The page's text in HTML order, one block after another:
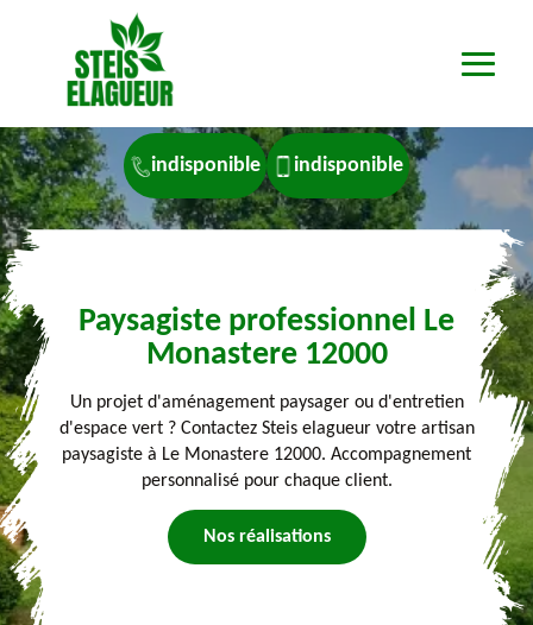
indisponible indisponible
Paysagiste professionnel Le
Monastere 12000
Un projet d'aménagement paysager ou d'entretien
d'espace vert ? Contactez Steis elagueur votre artisan
paysagiste à Le Monastere 12000. Accompagnement
personnalisé pour chaque client.
Nos réalisations